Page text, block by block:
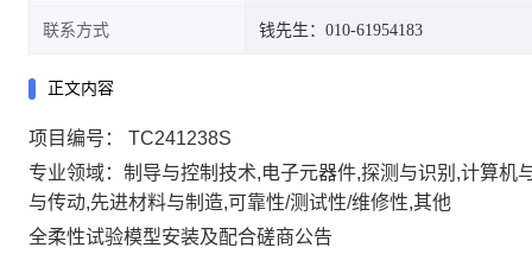
联系方式 钱先生：010-61954183
正文内容
项目编号： TC241238S
专业领域： 制导与控制技术,电子元器件,探测与识别,计算机
与传动,先进材料与制造,可靠性/测试性/维修性,其他
全柔性试验模型安装及配合磋商公告